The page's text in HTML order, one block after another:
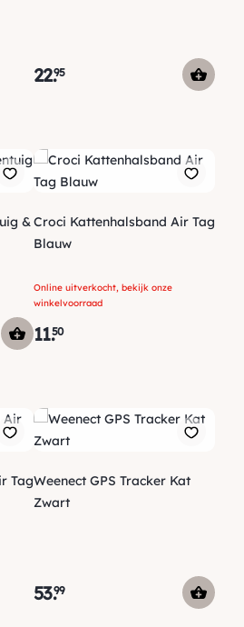
22.95
&Croci Kattenhalsband Air Tag
Blauw
Online uitverkocht, bekijk onze
winkelvoorraad
11.50
TagWeenect GPS Tracker Kat
Zwart
53.99